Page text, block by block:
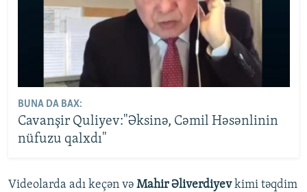
BUNA DA BAX:
Cavanşir Quliyev:"Əksinə, Cəmil Həsənlinin
nüfuzu qalxdı"
Videolarda adı keçən və Mahir Əliverdiyevkimi təqdim